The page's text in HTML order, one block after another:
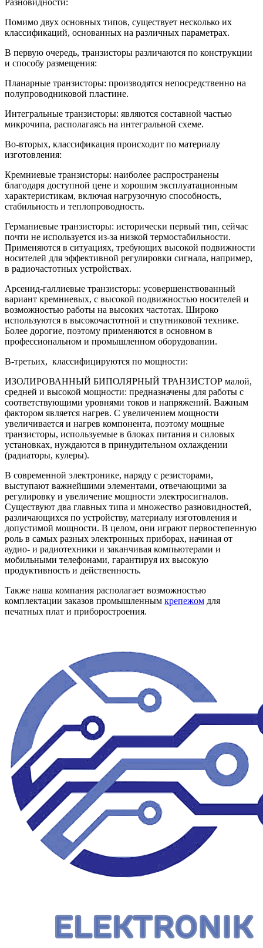
Помимо двух основных типов, существует несколько их
классификаций, основанных на различных параметрах.
В первую очередь, транзисторы различаются по конструкции
и способу размещения:
Планарные транзисторы: производятся непосредственно на
полупроводниковой пластине.
Интегральные транзисторы: являются составной частью
микрочипа, располагаясь на интегральной схеме.
Во-вторых, классификация происходит по материалу
изготовления:
Кремниевые транзисторы: наиболее распространены
благодаря доступной цене и хорошим эксплуатационным
характеристикам, включая нагрузочную способность,
стабильность и теплопроводность.
Германиевые транзисторы: исторически первый тип, сейчас
почти не используется из-за низкой термостабильности.
Применяются в ситуациях, требующих высокой подвижности
носителей для эффективной регулировки сигнала, например,
в радиочастотных устройствах.
Арсенид-галлиевые транзисторы: усовершенствованный
вариант кремниевых, с высокой подвижностью носителей и
возможностью работы на высоких частотах. Широко
используются в высокочастотной и спутниковой технике.
Более дорогие, поэтому применяются в основном в
профессиональном и промышленном оборудовании.
В-третьих, классифицируются по мощности:
ИЗОЛИРОВАННЫЙ БИПОЛЯРНЫЙ ТРАНЗИСТОР малой,
средней и высокой мощности: предназначены для работы с
соответствующими уровнями токов и напряжений. Важным
фактором является нагрев. С увеличением мощности
увеличивается и нагрев компонента, поэтому мощные
транзисторы, используемые в блоках питания и силовых
установках, нуждаются в принудительном охлаждении
(радиаторы, кулеры).
В современной электронике, наряду с резисторами,
выступают важнейшими элементами, отвечающими за
регулировку и увеличение мощности электросигналов.
Существуют два главных типа и множество разновидностей,
различающихся по устройству, материалу изготовления и
допустимой мощности. В целом, они играют первостепенную
роль в самых разных электронных приборах, начиная от
аудио- и радиотехники и заканчивая компьютерами и
мобильными телефонами, гарантируя их высокую
продуктивность и действенность.
Также наша компания располагает возможностью
комплектации заказов промышленным крепежом для
печатных плат и приборостроения.